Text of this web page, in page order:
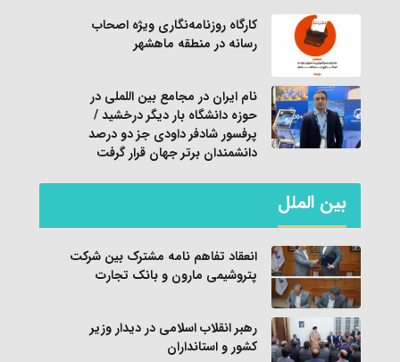
کارگاه روزنامه‌نگاری ویژه اصحاب
رسانه در منطقه ماهشهر
نام ایران در مجامع بین اللملی در
حوزه دانشگاه بار دیگر درخشید /
پرفسور شادفر داودی جز دو درصد
دانشمندان برتر جهان قرار گرفت
بین الملل
انعقاد تفاهم نامه مشترک بین شرکت
پتروشیمی مارون و بانک تجارت
رهبر انقلاب اسلامی در دیدار وزیر
کشور و استانداران